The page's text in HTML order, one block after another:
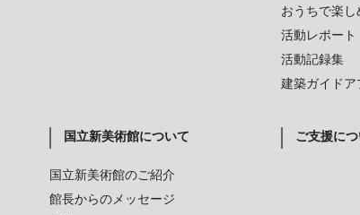
おうちで楽し
活動レポート
活動記録集
建築ガイドア
国立新美術館について
国立新美術館のご紹介
館長からのメッセージ
ご支援に